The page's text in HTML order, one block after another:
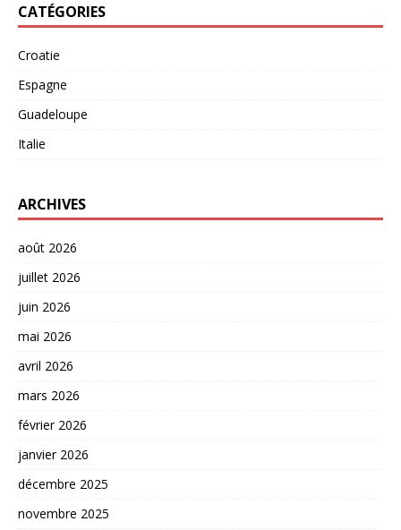
CATÉGORIES
Croatie
Espagne
Guadeloupe
Italie
ARCHIVES
août 2026
juillet 2026
juin 2026
mai 2026
avril 2026
mars 2026
février 2026
janvier 2026
décembre 2025
novembre 2025